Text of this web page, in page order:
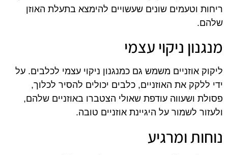
ריחות וטעמים שונים שעשויים להימצא בתעלת האוזן
שלהם.
מנגנון ניקוי עצמי
ליקוק אוזניים משמש גם כמנגנון ניקוי עצמי לכלבים. על
ידי ללקק את האוזניים, כלבים יכולים להסיר לכלוך,
פסולת ושעווה עודפת שאולי הצטברו באוזניים שלהם,
ולעזור לשמור על היגיינת אוזניים טובה.
נוחות ומרגיע